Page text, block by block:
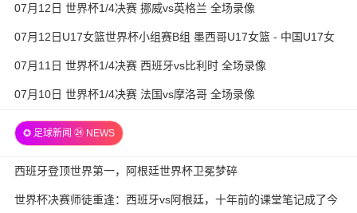
07月12日 世界杯1/4决赛 挪威vs英格兰 全场录像
07月12日U17女篮世界杯小组赛B组 墨西哥U17女篮 - 中国U17女
篮 全场录像
07月11日 世界杯1/4决赛 西班牙vs比利时 全场录像
07月10日 世界杯1/4决赛 法国vs摩洛哥 全场录像
✪ 足球新闻 ㉔ NEWS
西班牙登顶世界第一，阿根廷世界杯卫冕梦碎
世界杯决赛师徒重逢：西班牙vs阿根廷，十年前的课堂笔记成了今